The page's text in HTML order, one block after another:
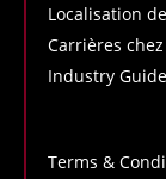
Localisation
Carrières
Industry
Terms &